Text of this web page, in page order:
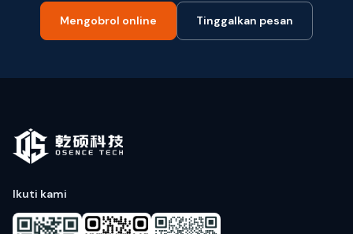
Mengobrol online Tinggalkan pesan
Ikuti kami